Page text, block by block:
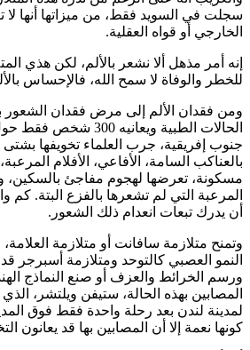
سجلت في السويد فقط، من ميزاتها أنها
الخارجي أو قواه العقلية.
إنه أمر مذهل ألا نشعر بالألم، لكن هذي
للخطر والوفاة لا سمح الله، فالإحساس
ومن فقدان الألم إلى مرض فقدان
الحالات الطبية ويعانيه
جنوب إفريقية، جرب العلماء تخويفها
بالعناكب السامة، الأفاعي، الأفلام
مسكونة، تعرضها لهجوم مفاجئ بالسكين،
المرعبة التي لم تشعرها بالفزع البتة. كم
أن يدرك تبعات انعدام ذلك الشعور.
وتمنح متلازمة سافانت أو متلازمة
النمو العصبي كالتوحد ومتلازمة أسبرجر
ورسم الخرائط والعزف أو صنع النماذج
المصابين بهذه الحالة، ستيفن ويلتشر،
لمدينة لندن بعد رحلة واحدة فقط فوق
كونها نعمة إلا أن المصابين بها قد يعانون